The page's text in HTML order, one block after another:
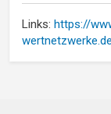
Links: https://